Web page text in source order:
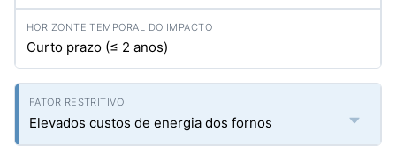
Curto prazo (≤ 2 anos)
Elevados custos de energia dos fornos